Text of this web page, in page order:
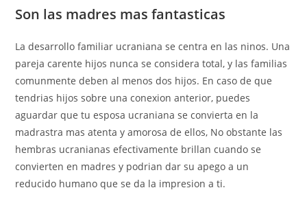
Son las madres mas fantasticas
La desarrollo familiar ucraniana se centra en las ninos. Una
pareja carente hijos nunca se considera total, y las familias
comunmente deben al menos dos hijos. En caso de que
tendri­as hijos sobre una conexion anterior, puedes
aguardar que tu esposa ucraniana se convierta en la
madrastra mas atenta y amorosa de ellos, No obstante las
hembras ucranianas efectivamente brillan cuando se
convierten en madres y podri­an dar su apego a un
reducido humano que se da la impresion a ti.